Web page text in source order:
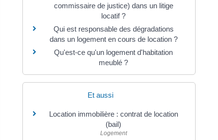
commissaire de justice) dans un litige
locatif ?
Qui est responsable des dégradations
dans un logement en cours de location ?
Qu'est-ce qu'un logement d'habitation
meublé ?
Et aussi
Location immobilière : contrat de location
(bail)
Logement